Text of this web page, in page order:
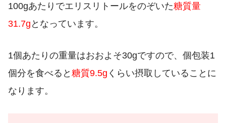
100gあたりでエリスリトールをのぞいた糖質量
31.7gとなっています。
1個あたりの重量はおおよそ30gですので、個包装1
個分を食べると糖質9.5g くらい摂取していることに
なります。